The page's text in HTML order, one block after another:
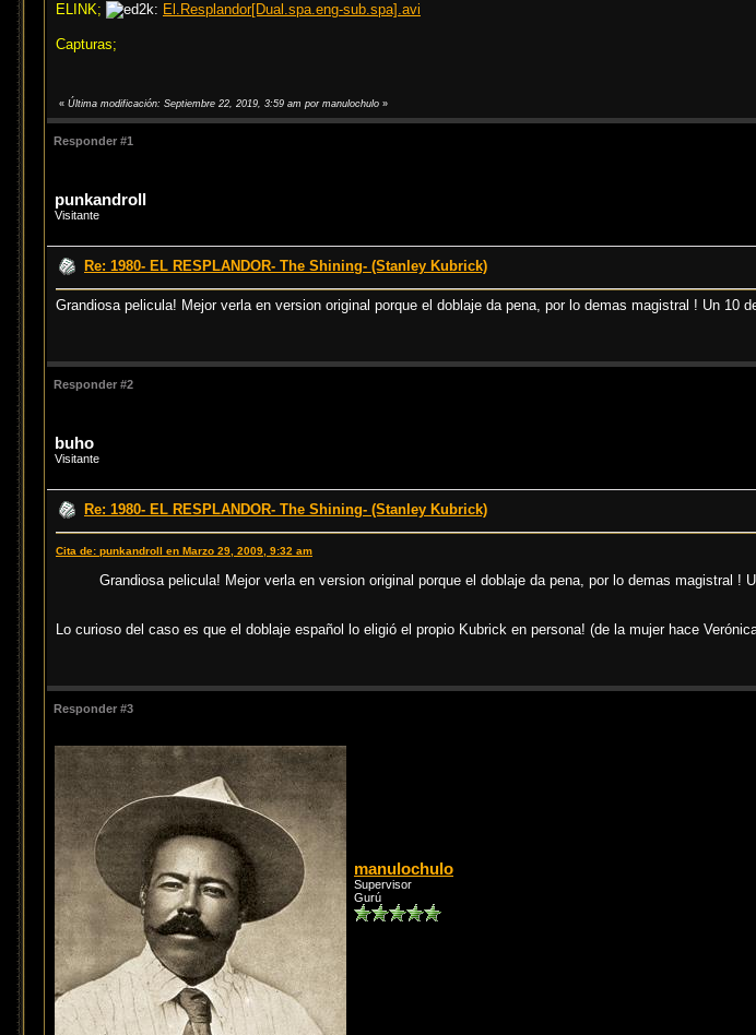
ELINK; El.Resplandor[Dual.spa.eng-sub.spa].avi
Capturas;
« Última modificación: Septiembre 22, 2019, 3:59 am por manulochulo »
Responder #1
punkandroll
Visitante
Re: 1980- EL RESPLANDOR- The Shining- (Stanley Kubrick)
Grandiosa pelicula! Mejor verla en version original porque el doblaje da pena, por lo demas magistral ! Un 10
Responder #2
buho
Visitante
Re: 1980- EL RESPLANDOR- The Shining- (Stanley Kubrick)
Cita de: punkandroll en Marzo 29, 2009, 9:32 am
Grandiosa pelicula! Mejor verla en version original porque el doblaje da pena, por lo demas magistral !
Lo curioso del caso es que el doblaje español lo eligió el propio Kubrick en persona! (de la mujer hace
Responder #3
manulochulo
Supervisor
Gurú